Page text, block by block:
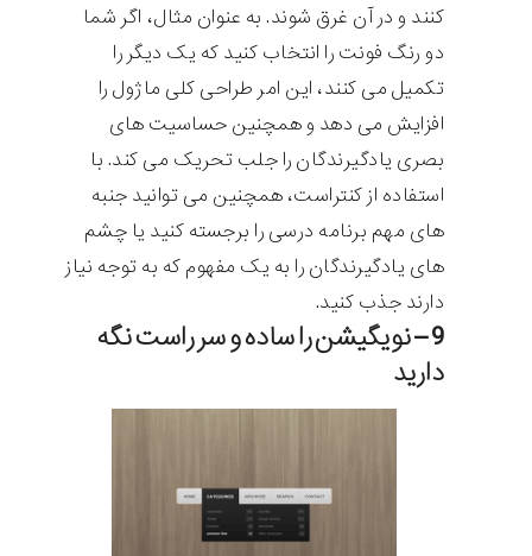
کنند و در آن غرق شوند. به عنوان مثال، اگر شما
دو رنگ فونت را انتخاب کنید که یک دیگر را
تکمیل می کنند، این امر طراحی کلی ماژول را
افزایش می دهد و همچنین حساسیت های
بصری یادگیرندگان را جلب تحریک می کند. با
استفاده از کنتراست، همچنین می توانید جنبه
های مهم برنامه درسی را برجسته کنید یا چشم
های یادگیرندگان را به یک مفهوم که به توجه نیاز
دارند جذب کنید.
9 – نویگیشن را ساده و سر راست نگه
دارید